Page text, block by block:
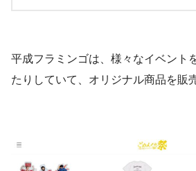
平成フラミンゴは、様々なイベント
たりしていて、オリジナル商品を販